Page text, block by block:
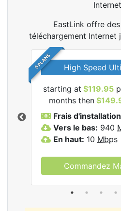
EastLink offre
téléchargement Internet
5 PLANS High Speed
starting at $119.95
months then
Frais
Vers le bas: 940
En haut: 10 Mbps
Commandez